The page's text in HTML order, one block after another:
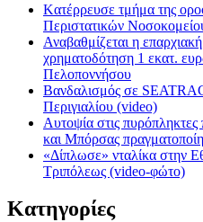
Kατέρρευσε τμήμα της
Περιστατικών
Αναβαθμίζεται η
χρηματοδότηση 1 εκατ.
Πελοποννήσου
Βανδαλισμός σε
Περιγιαλίου (video)
Αυτοψία στις
και Μπόρσας
«Δίπλωσε» νταλίκα στην
Τριπόλεως (video-φώτο)
Kατηγορίες